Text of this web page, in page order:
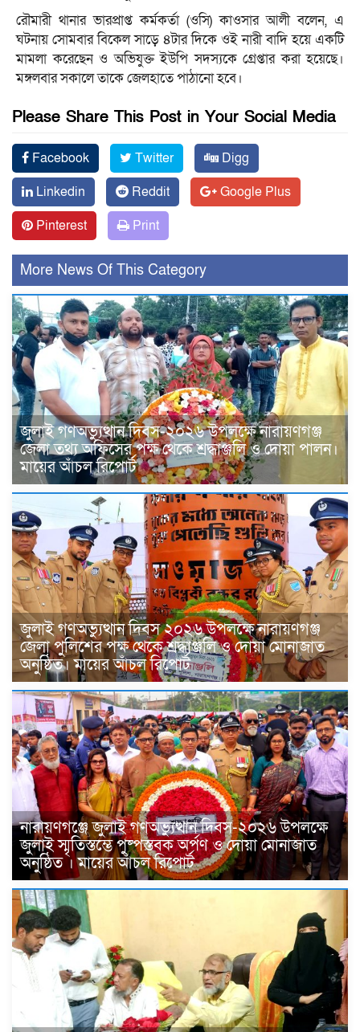
রৌমারী থানার ভারপ্রাপ্ত কর্মকর্তা (ওসি) কাওসার আলী বলেন, এ
ঘটনায় সোমবার বিকেল সাড়ে ৪টার দিকে ওই নারী বাদি হয়ে একটি
মামলা করেছেন ও অভিযুক্ত ইউপি সদস্যকে গ্রেপ্তার করা হয়েছে।
মঙ্গলবার সকালে তাকে জেলহাতে পাঠানো হবে।
Please Share This Post in Your Social Media
Facebook Twitter
Digg
Linkedin
Reddit
Google Plus
Pinterest
Print
More News Of This Category
জুলাই গণঅভ্যুত্থান দিবস-২০২৬ উপলক্ষে নারায়ণগঞ্জ
জেলা তথ্য অফিসের পক্ষ থেকে শ্রদ্ধাঞ্জলি ও দোয়া পালন।
মায়ের আঁচল রিপোর্ট
জুলাই গণঅভ্যুত্থান দিবস ২০২৬ উপলক্ষে নারায়ণগঞ্জ
জেলা পুলিশের পক্ষ থেকে শ্রদ্ধাঞ্জলি ও দোয়া মোনাজাত
অনুষ্ঠিত। মায়ের আঁচল রিপোর্ট
নারায়ণগঞ্জে জুলাই গণঅভ্যুত্থান দিবস-২০২৬ উপলক্ষে
জুলাই স্মৃতিস্তম্ভে পুষ্পস্তবক অর্পণ ও দোয়া মোনাজাত
অনুষ্ঠিত । মায়ের আঁচল রিপোর্ট